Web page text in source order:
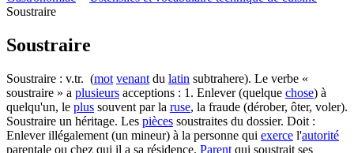
Soustraire
Soustraire
Soustraire : v.tr. (mot venant du latin subtrahere). Le verbe «
soustraire » a plusieurs acceptions : 1. Enlever (quelque chose) à
quelqu'un, le plus souvent par la ruse, la fraude (dérober, ôter, voler).
Soustraire un héritage. Les pièces soustraites du dossier. Doit :
Enlever illégalement (un mineur) à la personne qui exerce l'autorité
parentale ou chez qui il a sa résidence. Parent qui soustrait ses